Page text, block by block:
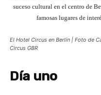
suceso cultural en el centro de
famosas lugares de
El Hotel Circus en Berlín | Foto de
Circus GBR
Día uno